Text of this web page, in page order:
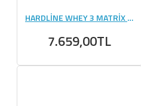
HARDLİNE WHEY 3 MATRİX 2340 GR - 78 PAKET
7.659,00TL